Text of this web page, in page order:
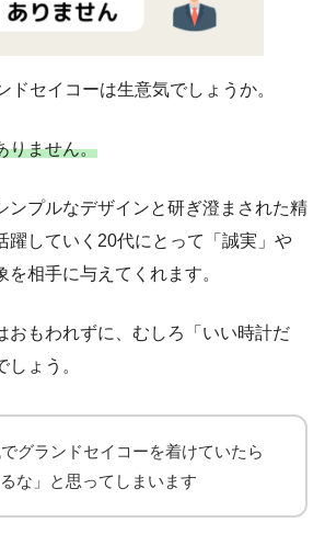
ドセイコーは生意気でしょうか。
りません。
ンプルなデザインと研ぎ澄まされた精
躍していく20代にとって「誠実」や
を相手に与えてくれます。
おもわれずに、むしろ「いい時計だ
ょう。
グランドセイコーを着けていたら
るな」と思ってしまいます